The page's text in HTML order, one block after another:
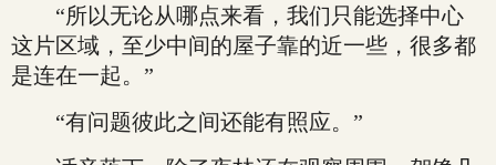
“所以无论从哪点来看，我们只能选择中心
这片区域，至少中间的屋子靠的近一些，很多都
是连在一起。”
“有问题彼此之间还能有照应。”